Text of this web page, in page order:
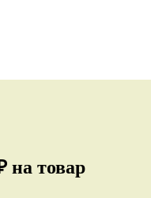
на товар